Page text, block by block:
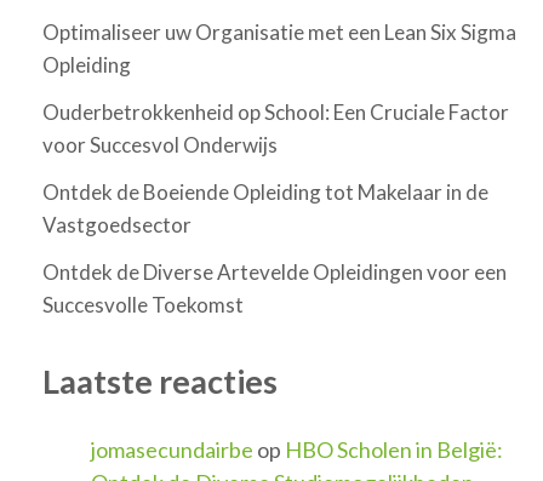
Optimaliseer uw Organisatie met een Lean Six Sigma
Opleiding
Ouderbetrokkenheid op School: Een Cruciale Factor
voor Succesvol Onderwijs
Ontdek de Boeiende Opleiding tot Makelaar in de
Vastgoedsector
Ontdek de Diverse Artevelde Opleidingen voor een
Succesvolle Toekomst
Laatste reacties
jomasecundairbe op HBO Scholen in België: